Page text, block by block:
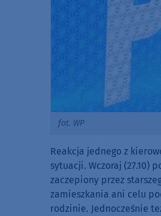
fot. WP
Reakcja jednego z
sytuacji. Wczoraj (27.10)
zaczepiony przez
zamieszkania ani celu
rodzinie. Jednocześnie